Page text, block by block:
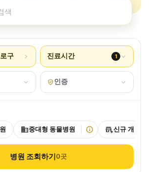
구 진료시간 1
인증
중대형 동물병원 신규 개원
병원 조회하기0곳